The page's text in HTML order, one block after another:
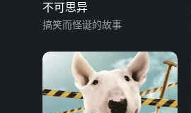
不可思异
搞笑而怪诞的故事